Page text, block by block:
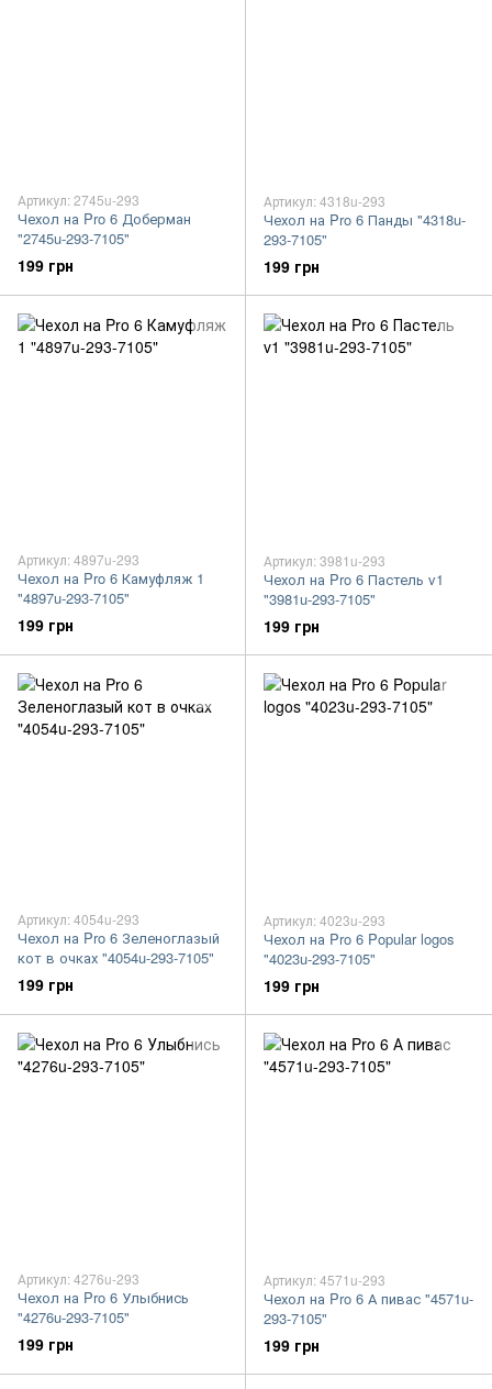
Артикул: 2745u-293
Чехол на Pro 6 Доберман
"2745u-293-7105"
199 грн
Артикул: 4318u-293
Чехол на Pro 6 Панды "4318u-
293-7105"
199 грн
Артикул: 4897u-293
Чехол на Pro 6 Камуфляж 1
"4897u-293-7105"
199 грн
Артикул: 3981u-293
Чехол на Pro 6 Пастель v1
"3981u-293-7105"
199 грн
Артикул: 4054u-293
Чехол на Pro 6 Зеленоглазый
кот в очках "4054u-293-7105"
199 грн
Артикул: 4023u-293
Чехол на Pro 6 Popular logos
"4023u-293-7105"
199 грн
Артикул: 4276u-293
Чехол на Pro 6 Улыбнись
"4276u-293-7105"
199 грн
Артикул: 4571u-293
Чехол на Pro 6 А пивас "4571u-
293-7105"
199 грн